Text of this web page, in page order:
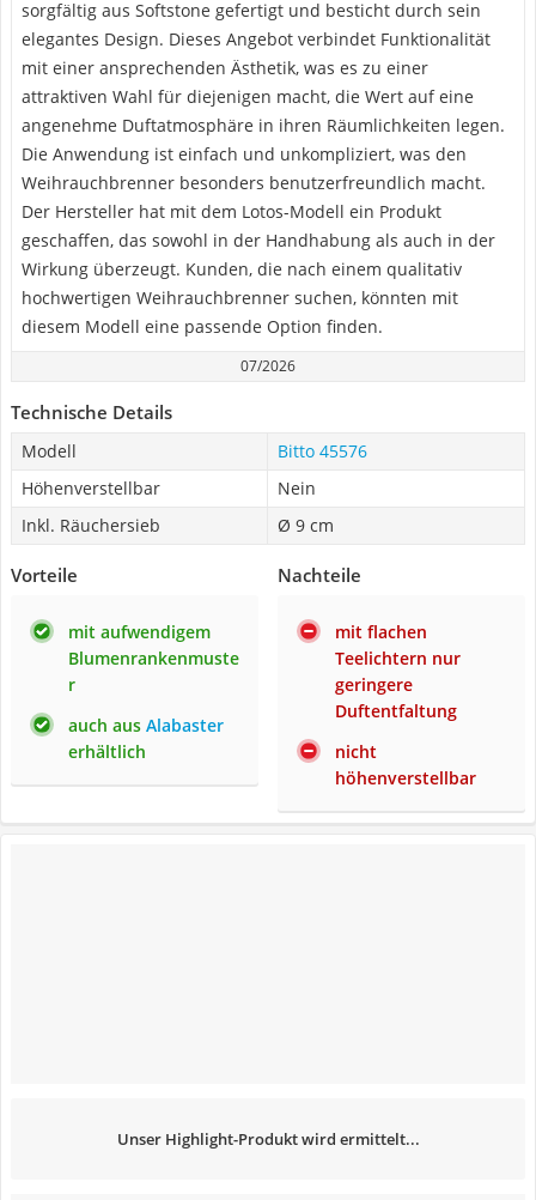
sorgfältig aus Softstone gefertigt und besticht durch sein
elegantes Design. Dieses Angebot verbindet Funktionalität
mit einer ansprechenden Ästhetik, was es zu einer
attraktiven Wahl für diejenigen macht, die Wert auf eine
angenehme Duftatmosphäre in ihren Räumlichkeiten legen.
Die Anwendung ist einfach und unkompliziert, was den
Weihrauchbrenner besonders benutzerfreundlich macht.
Der Hersteller hat mit dem Lotos-Modell ein Produkt
geschaffen, das sowohl in der Handhabung als auch in der
Wirkung überzeugt. Kunden, die nach einem qualitativ
hochwertigen Weihrauchbrenner suchen, könnten mit
diesem Modell eine passende Option finden.
07/2026
Technische Details
Modell
Bitto 45576
Höhenverstellbar
Nein
Inkl. Räuchersieb
Ø 9 cm
Vorteile
mit aufwendigem
Blumenrankenmuste
r
auch aus Alabaster
erhältlich
Nachteile
mit flachen
Teelichtern nur
geringere
Duftentfaltung
nicht
höhenverstellbar
Unser Highlight-Produkt wird ermittelt...